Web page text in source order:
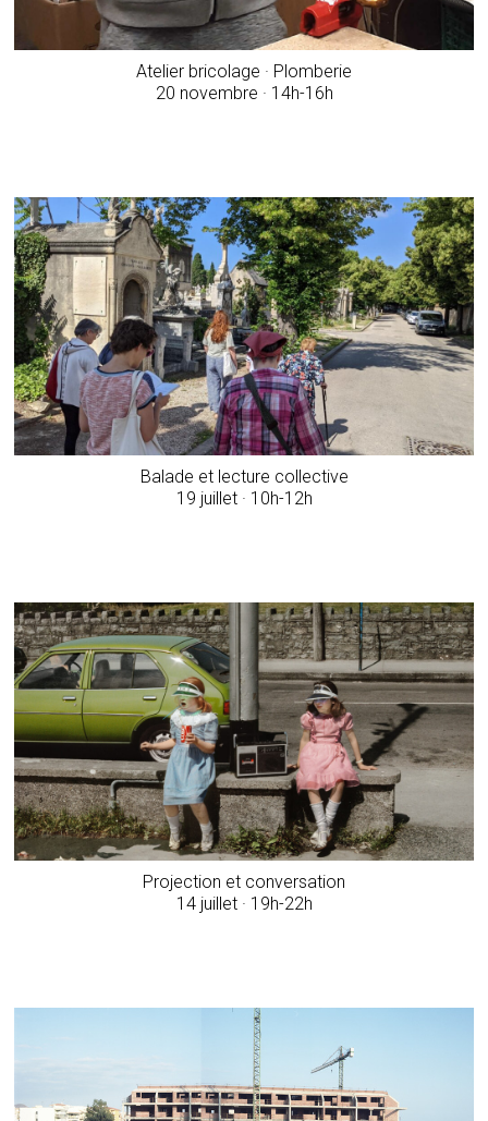
Atelier bricolage · Plomberie
20 novembre · 14h-16h
Balade et lecture collective
19 juillet · 10h-12h
Projection et conversation
14 juillet · 19h-22h